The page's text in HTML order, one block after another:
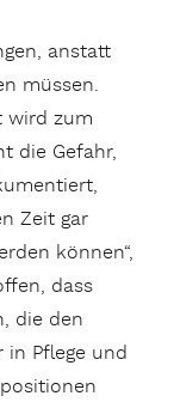
anstatt
müssen.
wird zum
die Gefahr,
Zeit gar
können“,
dass
die den
in Pflege und